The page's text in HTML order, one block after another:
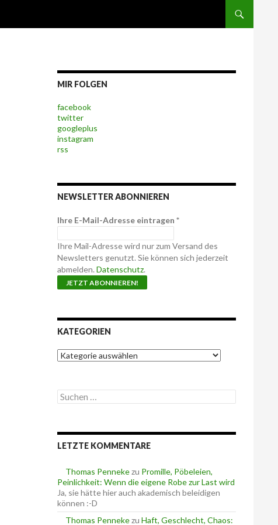
MIR FOLGEN
facebook
twitter
googleplus
instagram
rss
NEWSLETTER ABONNIEREN
Ihre E-Mail-Adresse eintragen *
Ihre Mail-Adresse wird nur zum Versand des
Newsletters genutzt. Sie können sich jederzeit
abmelden. Datenschutz.
KATEGORIEN
K
a
g
o
n
S
u
e
n
c
h
:
LETZTE KOMMENTARE
Thomas Pennekezu Promille, Pöbeleien,
Peinlichkeit: Wenn die eigene Robe zur Last wird
Ja, sie hätte hier auch akademisch beleidigen
können :-D
Thomas Pennekezu Haft, Geschlecht, Chaos: